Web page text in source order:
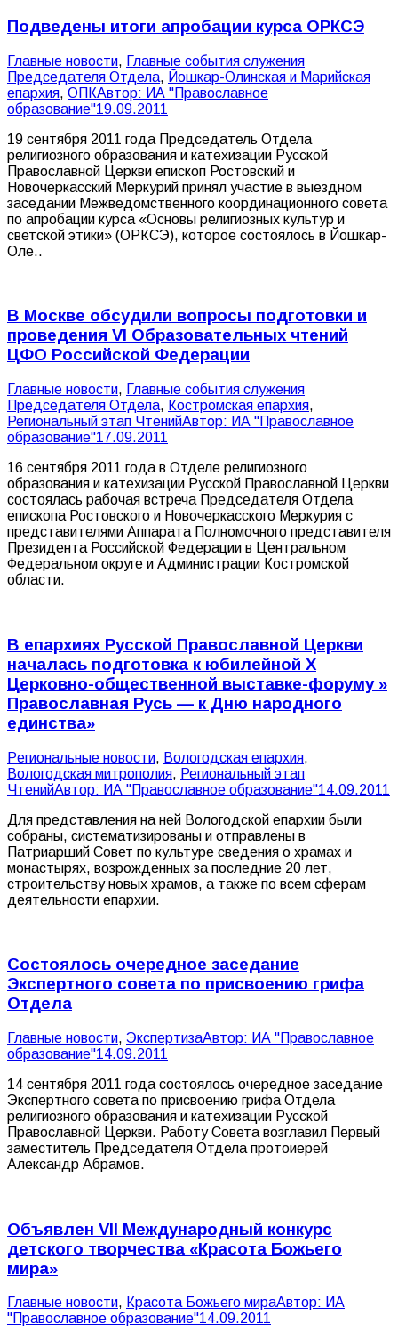
Подведены итоги апробации курса ОРКСЭ
Главные новости, Главные события служения
Председателя Отдела, Йошкар-Олинская и Марийская
епархия, ОПКАвтор: ИА "Православное
образование"19.09.2011
19 сентября 2011 года Председатель Отдела
религиозного образования и катехизации Русской
Православной Церкви епископ Ростовский и
Новочеркасский Меркурий принял участие в выездном
заседании Межведомственного координационного совета
по апробации курса «Основы религиозных культур и
светской этики» (ОРКСЭ), которое состоялось в Йошкар-
Оле..
В Москве обсудили вопросы подготовки и
проведения VI Образовательных чтений
ЦФО Российской Федерации
Главные новости, Главные события служения
Председателя Отдела, Костромская епархия,
Региональный этап ЧтенийАвтор: ИА "Православное
образование"17.09.2011
16 сентября 2011 года в Отделе религиозного
образования и катехизации Русской Православной Церкви
состоялась рабочая встреча Председателя Отдела
епископа Ростовского и Новочеркасского Меркурия с
представителями Аппарата Полномочного представителя
Президента Российской Федерации в Центральном
Федеральном округе и Администрации Костромской
области.
В епархиях Русской Православной Церкви
началась подготовка к юбилейной X
Церковно-общественной выставке-форуму »
Православная Русь — к Дню народного
единства»
Pегиональные новости, Вологодская епархия,
Вологодская митрополия, Региональный этап
ЧтенийАвтор: ИА "Православное образование"14.09.2011
Для представления на ней Вологодской епархии были
собраны, систематизированы и отправлены в
Патриарший Совет по культуре сведения о храмах и
монастырях, возрожденных за последние 20 лет,
строительству новых храмов, а также по всем сферам
деятельности епархии.
Cостоялось очередное заседание
Экспертного совета по присвоению грифа
Отдела
Главные новости, ЭкспертизаАвтор: ИА "Православное
образование"14.09.2011
14 сентября 2011 года состоялось очередное заседание
Экспертного совета по присвоению грифа Отдела
религиозного образования и катехизации Русской
Православной Церкви. Работу Совета возглавил Первый
заместитель Председателя Отдела протоиерей
Александр Абрамов.
Объявлен VII Международный конкурс
детского творчества «Красота Божьего
мира»
Главные новости, Красота Божьего мираАвтор: ИА
"Православное образование"14.09.2011